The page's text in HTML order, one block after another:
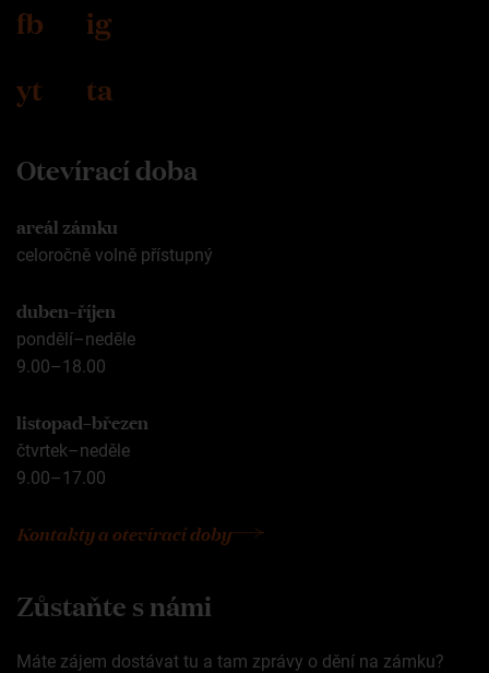
fb
ig
yt
ta
Otevírací doba
areál zámku
celoročně volně přístupný
duben–říjen
pondělí–neděle
9.00–18.00
listopad–březen
čtvrtek–neděle
9.00–17.00
Kontakty a otevírací doby
Zůstaňte s námi
Máte zájem dostávat tu a tam zprávy o dění na zámku?